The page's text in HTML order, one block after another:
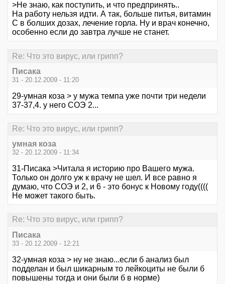
>Не знаю, как поступить, и что предпринять..
На работу нельзя идти. А так, больше питья, витамин
С в болших дозах, лечение горла. Ну и врач конечно,
особенно если до завтра лучше не станет.
Re: Что это вирус, или грипп?
Писака
31 - 20.12.2009 - 11:20
29-умная коза > у мужа темпа уже почти три недели
37-37,4. у него СОЭ 2...
Re: Что это вирус, или грипп?
умная коза
32 - 20.12.2009 - 11:34
31-Писака >Читала я историю про Вашего мужа.
Только он долго уж к врачу не шел. И все равно я
думаю, что СОЭ и 2, и 6 - это бонус к Новому году((((
Не может такого быть.
Re: Что это вирус, или грипп?
Писака
33 - 20.12.2009 - 12:21
32-умная коза > ну не знаю...если б анализ был
подделан и был шикарным то лейкоциты не были б
повышены тогда и они были б в норме)